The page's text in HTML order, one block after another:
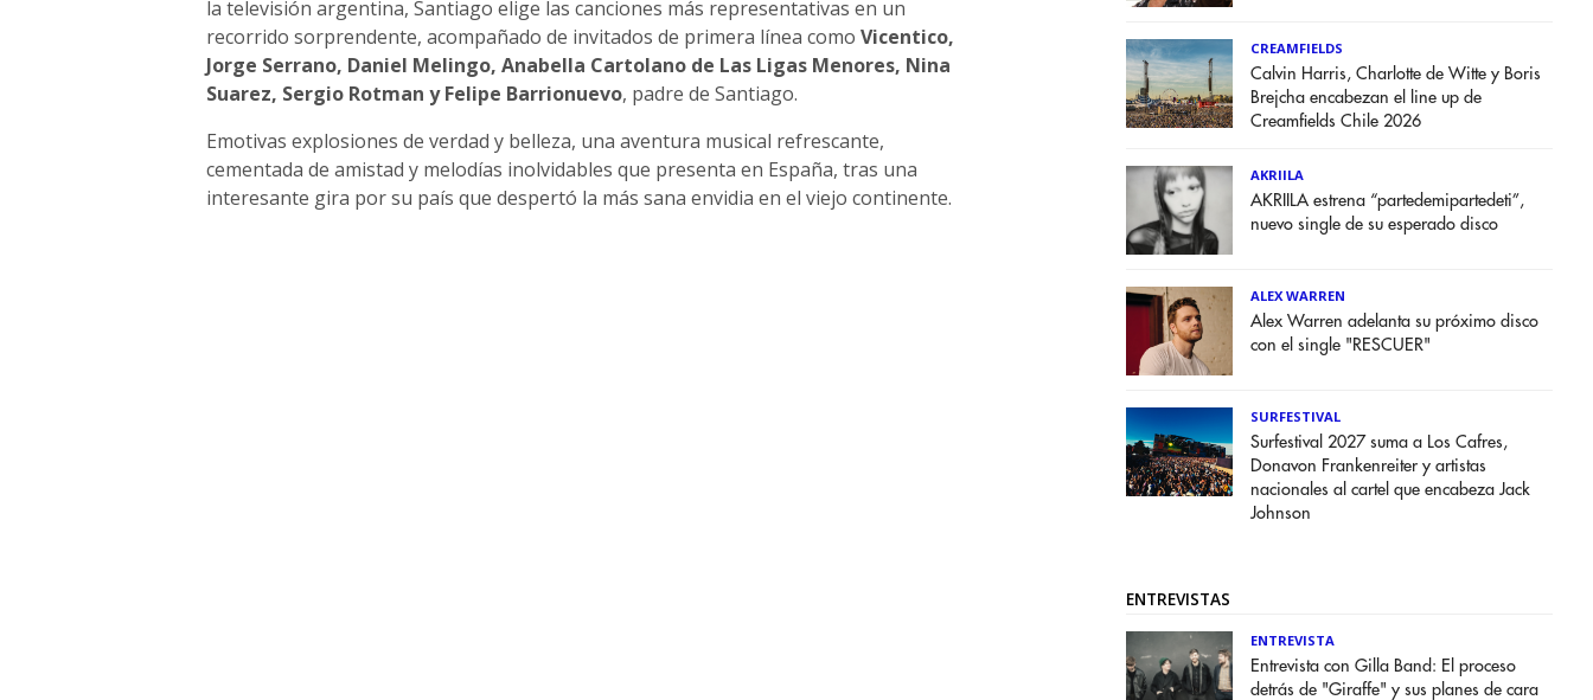
la televisión argentina, Santiago elige las canciones más representativas en un
recorrido sorprendente, acompañado de invitados de primera línea como Vicentico,
Jorge Serrano, Daniel Melingo, Anabella Cartolano de Las Ligas Menores, Nina
Suarez, Sergio Rotman y Felipe Barrionuevo, padre de Santiago.
Emotivas explosiones de verdad y belleza, una aventura musical refrescante,
cementada de amistad y melodías inolvidables que presenta en España, tras una
interesante gira por su país que despertó la más sana envidia en el viejo continente.
CREAMFIELDS
Calvin Harris, Charlotte de Witte y Boris
Brejcha encabezan el line up de
Creamfields Chile 2026
AKRIILA
AKRIILA estrena “partedemipartedeti”,
nuevo single de su esperado disco
ALEX WARREN
Alex Warren adelanta su próximo disco
con el single "RESCUER"
SURFESTIVAL
Surfestival 2027 suma a Los Cafres,
Donavon Frankenreiter y artistas
nacionales al cartel que encabeza Jack
Johnson
ENTREVISTAS
ENTREVISTA
Entrevista con Gilla Band: El proceso
detrás de "Giraffe" y sus planes de cara